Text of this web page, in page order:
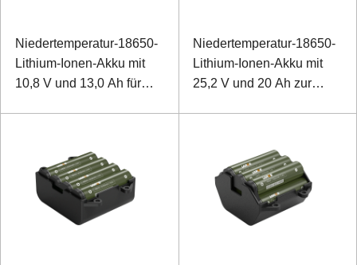
Niedertemperatur-18650-
Lithium-Ionen-Akku mit
10,8 V und 13,0 Ah für
Niedertemperatur-18650-
Lithium-Ionen-Akku mit
25,2 V und 20 Ah zur